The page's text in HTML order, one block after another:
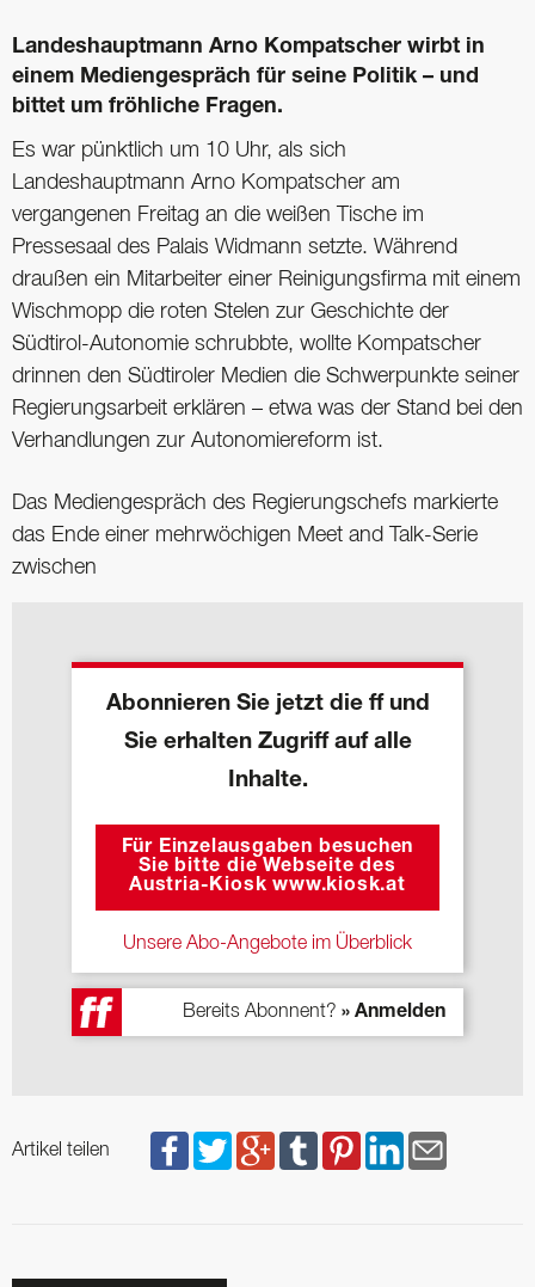
Landeshauptmann Arno Kompatscher wirbt in
einem Mediengespräch für seine Politik – und
bittet um fröhliche Fragen.
Es war pünktlich um 10 Uhr, als sich
Landeshauptmann Arno Kompatscher am
vergangenen Freitag an die weißen Tische im
Pressesaal des Palais Widmann setzte. Während
draußen ein Mitarbeiter einer Reinigungsfirma mit einem
Wischmopp die roten Stelen zur Geschichte der
Südtirol-Autonomie schrubbte, wollte Kompatscher
drinnen den Südtiroler Medien die Schwerpunkte seiner
Regierungsarbeit erklären – etwa was der Stand bei den
Verhandlungen zur Autonomiereform ist.
Das Mediengespräch des Regierungschefs markierte
das Ende einer mehrwöchigen Meet and Talk-Serie
zwischen
Abonnieren Sie jetzt die ff und
Sie erhalten Zugriff auf alle
Inhalte.
Für Einzelausgaben besuchen
Sie bitte die Webseite des
Austria-Kiosk www.kiosk.at
Unsere Abo-Angebote im Überblick
Bereits Abonnent? » Anmelden
Artikel teilen